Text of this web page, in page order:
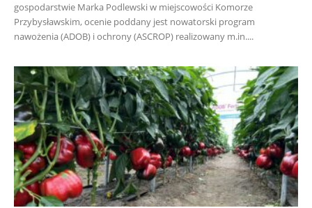
gospodarstwie Marka Podlewski w miejscowości Komorze
Przybysławskim, ocenie poddany jest nowatorski program
nawożenia (ADOB) i ochrony (ASCROP) realizowany m.in....